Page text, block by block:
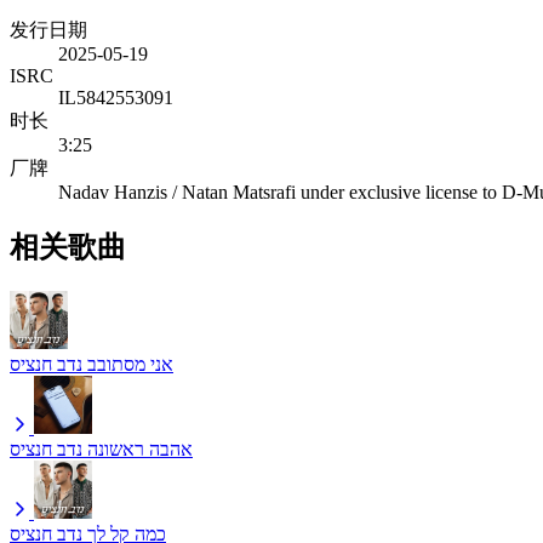
发行日期
2025-05-19
ISRC
IL5842553091
时长
3:25
厂牌
Nadav Hanzis / Natan Matsrafi under exclusive license to D-
相关歌曲
אני מסתובב נדב חנציס
אהבה ראשונה נדב חנציס
כמה קל לך נדב חנציס